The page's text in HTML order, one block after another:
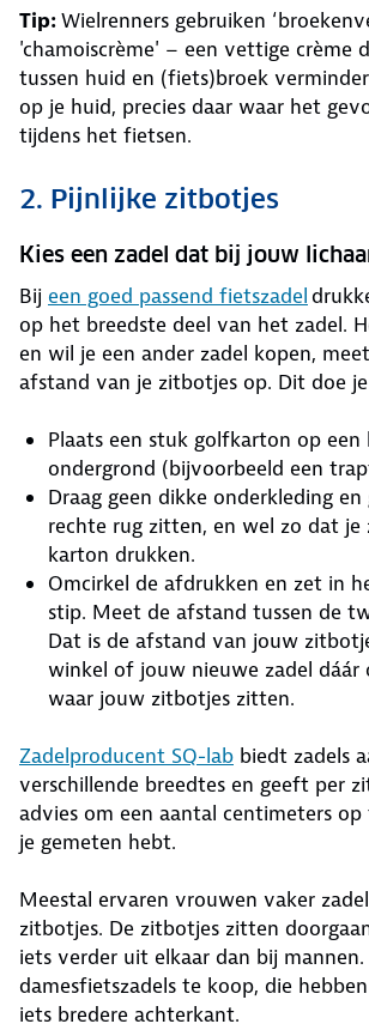
Tip:Wielrenners gebruiken
'chamoiscrème' – een vettige crème
tussen huid en (fiets)broek
op je huid, precies daar waar het
tijdens het fietsen.
2. Pijnlijke zitbotjes
Kies een zadel dat bij jouw
Bij een goed passend fietszadel
op het breedste deel van het zadel.
en wil je een ander zadel kopen,
afstand van je zitbotjes op. Dit doe
Plaats een stuk golfkarton op een
ondergrond (bijvoorbeeld een
Draag geen dikke onderkleding
rechte rug zitten, en wel zo dat
karton drukken.
Omcirkel de afdrukken en zet in
stip. Meet de afstand tussen de
Dat is de afstand van jouw
winkel of jouw nieuwe zadel dáár
waar jouw zitbotjes zitten.
Zadelproducent SQ-lab biedt zadels
verschillende breedtes en geeft per
advies om een aantal centimeters
je gemeten hebt.
Meestal ervaren vrouwen vaker
zitbotjes. De zitbotjes zitten
iets verder uit elkaar dan bij mannen.
damesfietszadels te koop, die
iets bredere achterkant.